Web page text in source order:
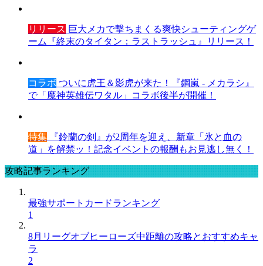
リリース 巨大メカで撃ちまくる爽快シューティングゲ
ーム『終末のタイタン：ラストラッシュ』リリース！
コラボ ついに虎王＆影虎が来た！『鋼嵐 - メカラシ』
で「魔神英雄伝ワタル」コラボ後半が開催！
特集 『鈴蘭の剣』が2周年を迎え、新章「氷と血の
道」を解禁ッ！記念イベントの報酬もお見逃し無く！
攻略記事ランキング
最強サポートカードランキング
1
8月リーグオブヒーローズ中距離の攻略とおすすめキャ
ラ
2